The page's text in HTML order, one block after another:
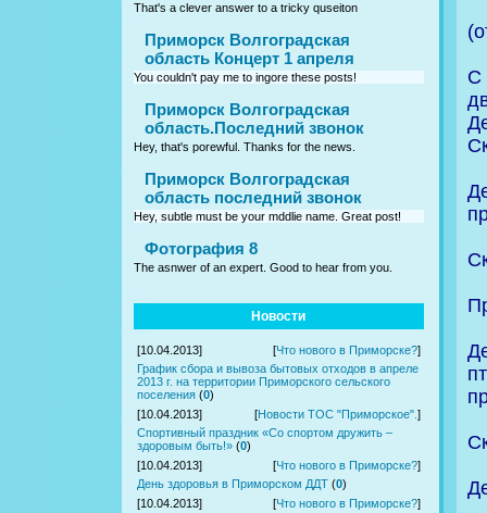
That's a clever answer to a tricky quseiton
Приморск Волгоградская
область Концерт 1 апреля
You couldn't pay me to ingore these posts!
Приморск Волгоградская
область.Последний звонок
Hey, that's porewful. Thanks for the news.
Приморск Волгоградская
область последний звонок
Hey, subtle must be your mddlie name. Great post!
Фотография 8
The asnwer of an expert. Good to hear from you.
Новости
[10.04.2013] [Что нового в Приморске?]
График сбора и вывоза бытовых отходов в апреле
2013 г. на территории Приморского сельского
поселения (0)
[10.04.2013]
[Новости ТОС "Приморское". ]
Спортивный праздник «Со спортом дружить –
здоровым быть!» (0)
[10.04.2013]
[Что нового в Приморске?]
День здоровья в Приморском ДДТ (0)
[10.04.2013]
[Что нового в Приморске?]
С